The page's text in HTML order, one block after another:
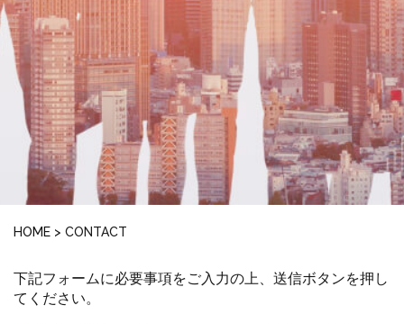
HOME > CONTACT
下記フォームに必要事項をご入力の上、送信ボタンを押し
てください。